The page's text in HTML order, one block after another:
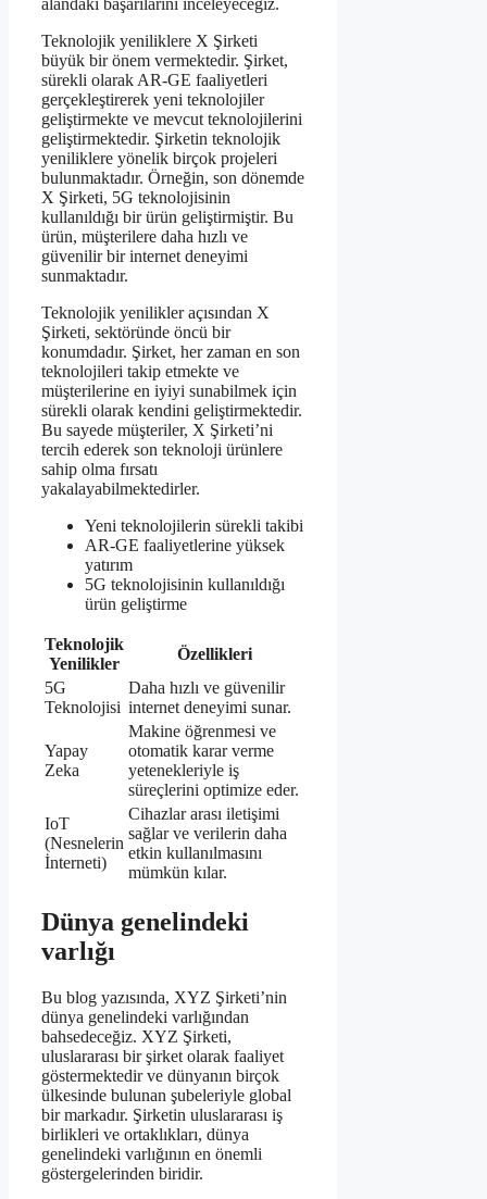
Teknolojik yeniliklere X Şirketi
büyük bir önem vermektedir. Şirket,
sürekli olarak AR-GE faaliyetleri
gerçekleştirerek yeni teknolojiler
geliştirmekte ve mevcut teknolojilerini
geliştirmektedir. Şirketin teknolojik
yeniliklere yönelik birçok projeleri
bulunmaktadır. Örneğin, son dönemde
X Şirketi, 5G teknolojisinin
kullanıldığı bir ürün geliştirmiştir. Bu
ürün, müşterilere daha hızlı ve
güvenilir bir internet deneyimi
sunmaktadır.
Teknolojik yenilikler açısından X
Şirketi, sektöründe öncü bir
konumdadır. Şirket, her zaman en son
teknolojileri takip etmekte ve
müşterilerine en iyiyi sunabilmek için
sürekli olarak kendini geliştirmektedir.
Bu sayede müşteriler, X Şirketi’ni
tercih ederek son teknoloji ürünlere
sahip olma fırsatı
yakalayabilmektedirler.
Yeni teknolojilerin sürekli takibi
AR-GE faaliyetlerine yüksek
yatırım
5G teknolojisinin kullanıldığı
ürün geliştirme
Teknolojik
Yenilikler
Özellikleri
5G
Teknolojisi
Daha hızlı ve güvenilir
internet deneyimi sunar.
Yapay
Zeka
Makine öğrenmesi ve
otomatik karar verme
yetenekleriyle iş
süreçlerini optimize eder.
IoT
(Nesnelerin
İnterneti)
Cihazlar arası iletişimi
sağlar ve verilerin daha
etkin kullanılmasını
mümkün kılar.
Dünya genelindeki
varlığı
Bu blog yazısında, XYZ Şirketi’nin
dünya genelindeki varlığından
bahsedeceğiz. XYZ Şirketi,
uluslararası bir şirket olarak faaliyet
göstermektedir ve dünyanın birçok
ülkesinde bulunan şubeleriyle global
bir markadır. Şirketin uluslararası iş
birlikleri ve ortaklıkları, dünya
genelindeki varlığının en önemli
göstergelerinden biridir.